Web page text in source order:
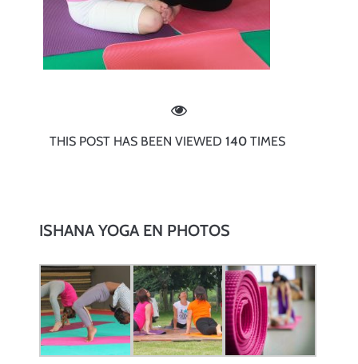
bonheur
la
Devanada.
THIS POST HAS BEEN VIEWED 140 TIMES
ISHANA YOGA EN PHOTOS